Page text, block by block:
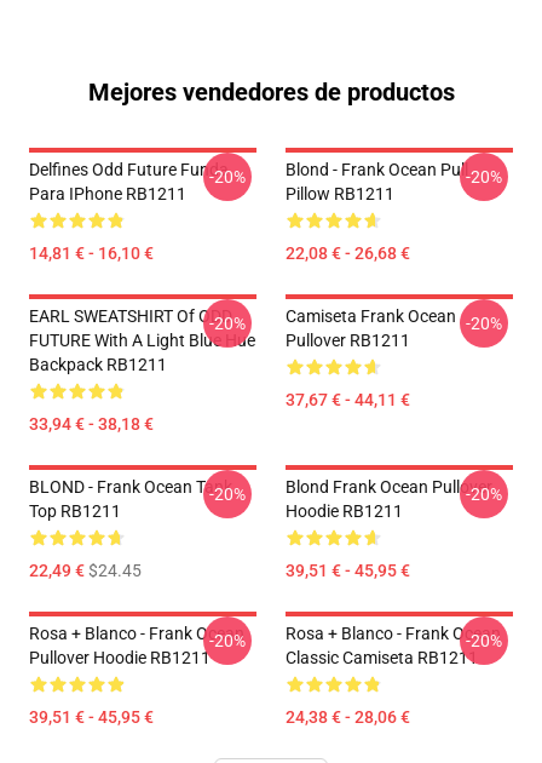
Mejores vendedores de productos
Delfines Odd Future Funda
Para IPhone RB1211
14,81 € - 16,10 €
-20%
Blond - Frank Ocean Pull
Pillow RB1211
22,08 € - 26,68 €
-20%
EARL SWEATSHIRT Of ODD
FUTURE With A Light Blue Hue
Backpack RB1211
33,94 € - 38,18 €
-20%
Camiseta Frank Ocean
Pullover RB1211
37,67 € - 44,11 €
-20%
BLOND - Frank Ocean Tank
Top RB1211
22,49 €$24.45
-20%
Blond Frank Ocean Pullover
Hoodie RB1211
39,51 € - 45,95 €
-20%
Rosa + Blanco - Frank Ocean
Pullover Hoodie RB1211
39,51 € - 45,95 €
-20%
Rosa + Blanco - Frank Ocean
Classic Camiseta RB1211
24,38 € - 28,06 €
-20%